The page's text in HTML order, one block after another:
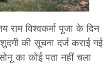
राम विश्वकर्मा पूजा के दिन
की सूचना दर्ज कराई गई
का कोई पता नहीं चला